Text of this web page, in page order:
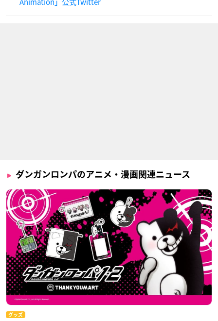
ダンガンロンパのアニメ・漫画関連ニュース
グッズ